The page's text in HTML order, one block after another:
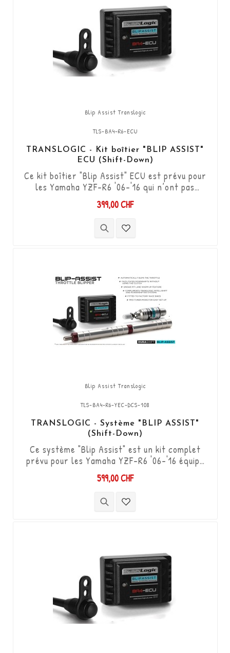
Blip Assist Translogic
TLS-BA4-R6-ECU
TRANSLOGIC - Kit boîtier "BLIP ASSIST"
ECU (Shift-Down)
Ce kit boîtier "Blip Assist" ECU est prévu pour
les Yamaha YZF-R6 '06-'16 qui n’ont pas
l’option shifter d’origine, il s'utilise
uniquement en complément avec le
Quickshifter Translogic (Shift-up) Réf. TLS-
399,00 CHF
Blip Assist Translogic
TLS-BA4-R6-YEC-DCS-108
TRANSLOGIC - Système "BLIP ASSIST"
(Shift-Down)
Ce système "Blip Assist" est un kit complet
prévu pour les Yamaha YZF-R6 '06-'16 équipé
avec boîtier et câblage racing YEC. Il permet
de descendre les vitesses (Shift-Down) sans
utiliser l'embrayage. Kit "Plug & Play"
compatible avec les connectiques d'origine.
599,00 CHF